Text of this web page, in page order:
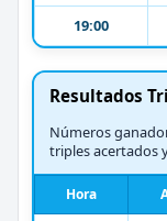
19:00
Resultados
Números
triples acertados
Hora